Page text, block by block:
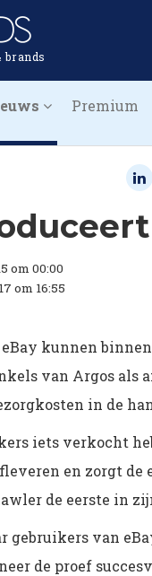
Premium
om 00:00
om 16:55
eBay kunnen
van Argos als
in de
iets verkocht
en zorgt
de eerste in
gebruikers van
de proef